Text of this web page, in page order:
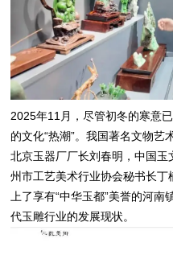
2025年11月，尽管初冬的寒意
的文化“热潮”。我国著名文物艺
北京玉器厂厂长刘春明，中国
州市工艺美术行业协会秘书长
上了享有“中华玉都”美誉的河
代玉雕行业的发展现状。